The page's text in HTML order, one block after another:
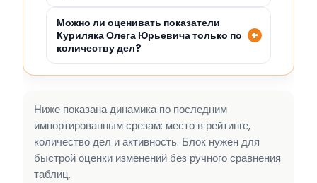
Можно ли оценивать показатели
Куриляка Олега Юрьевича только по
количеству дел?
Ниже показана динамика по последним
импортированным срезам: место в рейтинге,
количество дел и активность. Блок нужен для
быстрой оценки изменений без ручного сравнения
таблиц.